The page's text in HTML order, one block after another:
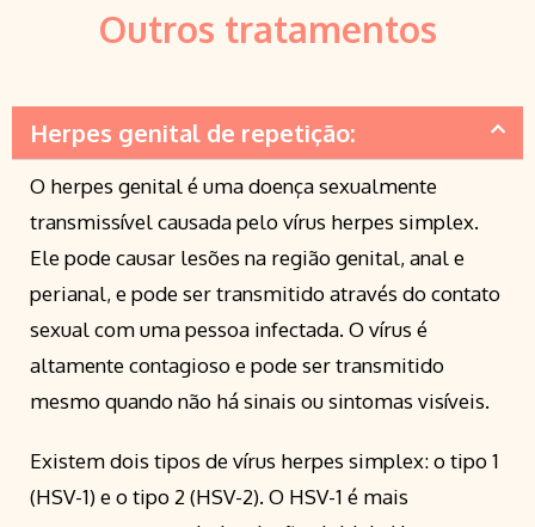
Outros tratamentos
Herpes genital de repetição:
O herpes genital é uma doença sexualmente
transmissível causada pelo vírus herpes simplex.
Ele pode causar lesões na região genital, anal e
perianal, e pode ser transmitido através do contato
sexual com uma pessoa infectada. O vírus é
altamente contagioso e pode ser transmitido
mesmo quando não há sinais ou sintomas visíveis.
Existem dois tipos de vírus herpes simplex: o tipo 1
(HSV-1) e o tipo 2 (HSV-2). O HSV-1 é mais